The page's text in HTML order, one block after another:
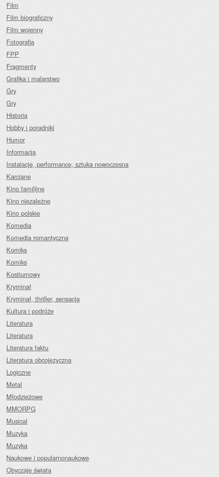
Film
Film biograficzny
Film wojenny
Fotografia
FPP
Fragmenty
Grafika i malarstwo
Gry
Gry
Historia
Hobby i poradniki
Humor
Informacja
Instalacje, performance, sztuka nowoczesna
Karciane
Kino familijne
Kino niezależne
Kino polskie
Komedia
Komedia romantyczna
Komiks
Komiks
Kostiumowy
Kryminał
Kryminał, thriller, sensacja
Kultura i podróże
Literatura
Literatura
Literatura faktu
Literatura obcojęzyczna
Logiczne
Metal
Młodzieżowe
MMORPG
Musical
Muzyka
Muzyka
Naukowe i popularnonaukowe
Obyczaje świata